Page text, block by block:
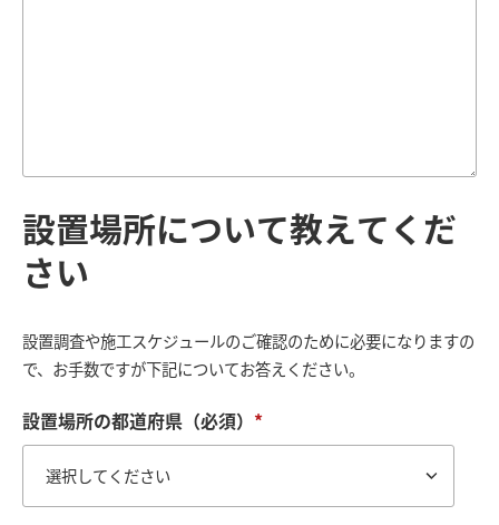
設置場所について教えてくだ
さい
設置調査や施工スケジュールのご確認のために必要になりますの
で、お手数ですが下記についてお答えください。
設置場所の都道府県（必須） *